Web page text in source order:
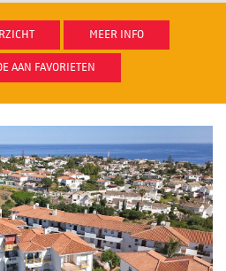
MEER INFO
AAN FAVORIETEN